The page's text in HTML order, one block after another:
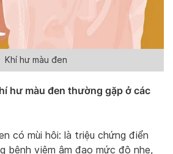
Khí hư màu đen
hư màu đen thường gặp ở các
có mùi hôi: là triệu chứng điển
bệnh viêm âm đạo mức độ nhẹ,